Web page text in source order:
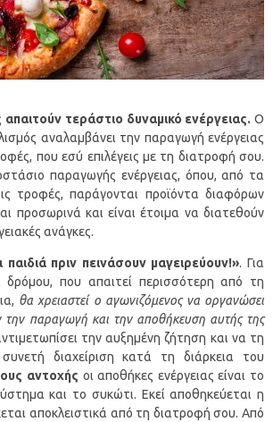
τεράστιο δυναμικό ενέργειας. Ο
αναλαμβάνει την παραγωγή ενέργειας
που εσύ επιλέγεις με τη διατροφή σου.
παραγωγής ενέργειας, όπου, από τα
τροφές, παράγονται προϊόντα διαφόρων
προσωρινά και είναι έτοιμα να διατεθούν
ανάγκες.
πριν πεινάσουν μαγειρεύουν!». Για
που απαιτεί περισσότερη από τη
θα χρειαστεί ο αγωνιζόμενος να οργανώσει
την παραγωγή και την αποθήκευση αυτής της
την αυξημένη ζήτηση και να τη
συνετή διαχείριση κατά τη διάρκεια του
αντοχής οι αποθήκες ενέργειας είναι το
και το συκώτι. Εκεί αποθηκεύεται η
αποκλειστικά από τη διατροφή σου. Από